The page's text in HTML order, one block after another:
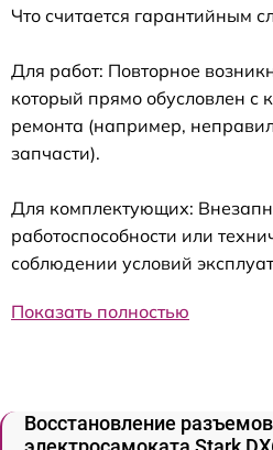
Что считается гарантийным
Для работ: Повторное
который прямо обусловлен с
ремонта (например,
запчасти).
Для комплектующих:
работоспособности или
соблюдении условий
Показать полностью
Восстановление